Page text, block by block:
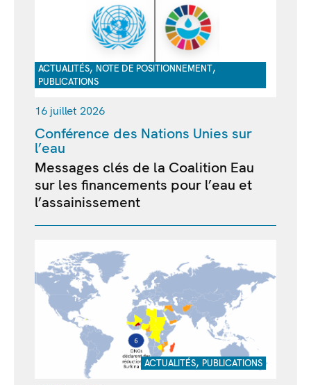
ACTUALITÉS, NOTE DE POSITIONNEMENT,
PUBLICATIONS
16 juillet 2026
Conférence des Nations Unies sur
l’eau
Messages clés de la Coalition Eau
sur les financements pour l’eau et
l’assainissement
ACTUALITÉS, PUBLICATIONS